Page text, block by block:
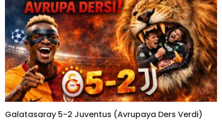
Galatasaray 5-2 Juventus (Avrupaya Ders Verdi)